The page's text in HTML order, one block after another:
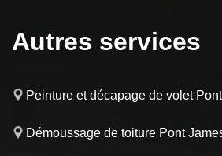
Autres services
Peinture et décapage de volet
Démoussage de toiture Pont